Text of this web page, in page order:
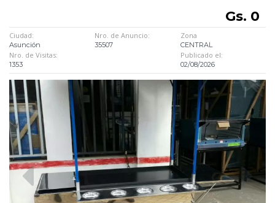
Gs. 0
Ciudad:
Asunción
Nro. de Anuncio:
35507
Zona
CENTRAL
Nro. de Visitas:
1353
Publicado el:
02/08/2026